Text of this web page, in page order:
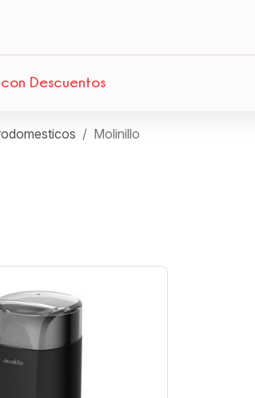
Descuentos
Molinillo